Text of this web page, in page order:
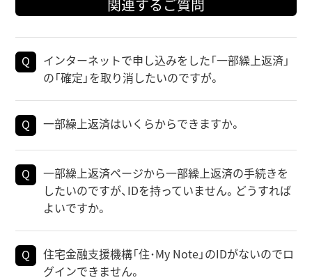
関連するご質問
インターネットで申し込みをした「一部繰上返済」
の「確定」を取り消したいのですが。
一部繰上返済はいくらからできますか。
一部繰上返済ページから一部繰上返済の手続きを
したいのですが、IDを持っていません。どうすれば
よいですか。
住宅金融支援機構「住･My Note」のIDがないのでロ
グインできません。